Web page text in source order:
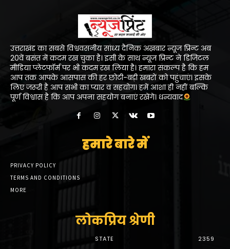
उत्तराखंड का सबसे विश्ववसनीय सांध्य दैनिक अख़बार न्यूज प्रिन्ट अब
20वें बसंत में कदम रख चुका है। इसी के साथ न्यूज प्रिन्ट ने डिजिटल
मीडिया प्लेटफॉर्म पर भी कदम रख लिया है। हमारा संकल्प है कि हम
आप तक आपके आसपास की हर छोटी-बड़ी खबरों को पहुंचाएं। इसके
लिए जरूरी है आप सभी का प्यार व सहयोग। हमें आशा ही नहीं बल्कि
पूर्ण विश्वास है कि आप अपना सहयोग बनाएं रखेंगे। धन्यवाद
हमारे बारे में
PRIVACY POLICY
TERMS AND CONDITIONS
MORE
लोकप्रिय श्रेणी
STATE
2359